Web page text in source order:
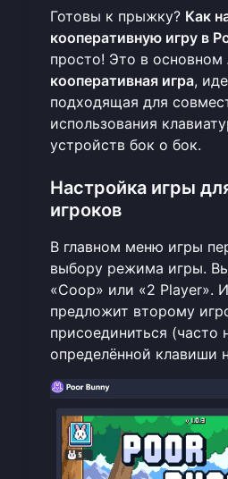
Готовы к прыжку? Как
кооперативную игру в
просто! Это в основном
кооперативная игра,
подходящая для
использования
устройств бок о бок.
Настройка игры
игроков
В главном меню игры
выбору режима игры.
«Coop» или «2 Player».
предложит второму
присоединиться (часто
определённой клавиши